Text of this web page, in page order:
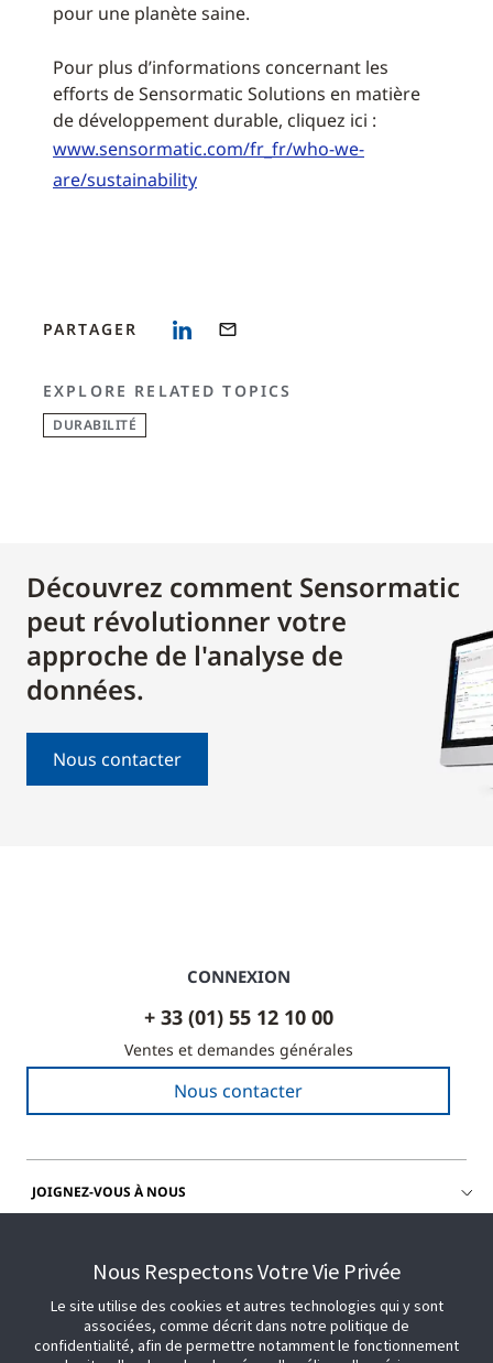
pour une planète saine.
Pour plus d’informations concernant les
efforts de Sensormatic Solutions en matière
de développement durable, cliquez ici :
www.sensormatic.com/fr_fr/who-we-
are/sustainability
PARTAGER
EXPLORE RELATED TOPICS
DURABILITÉ
Découvrez comment Sensormatic
peut révolutionner votre
approche de l'analyse de
données.
Nous contacter
CONNEXION
+ 33 (01) 55 12 10 00
Ventes et demandes générales
Nous contacter
JOIGNEZ-VOUS À NOUS
Nous Respectons Votre Vie Privée
Le site utilise des cookies et autres technologies qui y sont
associées, comme décrit dans notre politique de
confidentialité, afin de permettre notamment le fonctionnement